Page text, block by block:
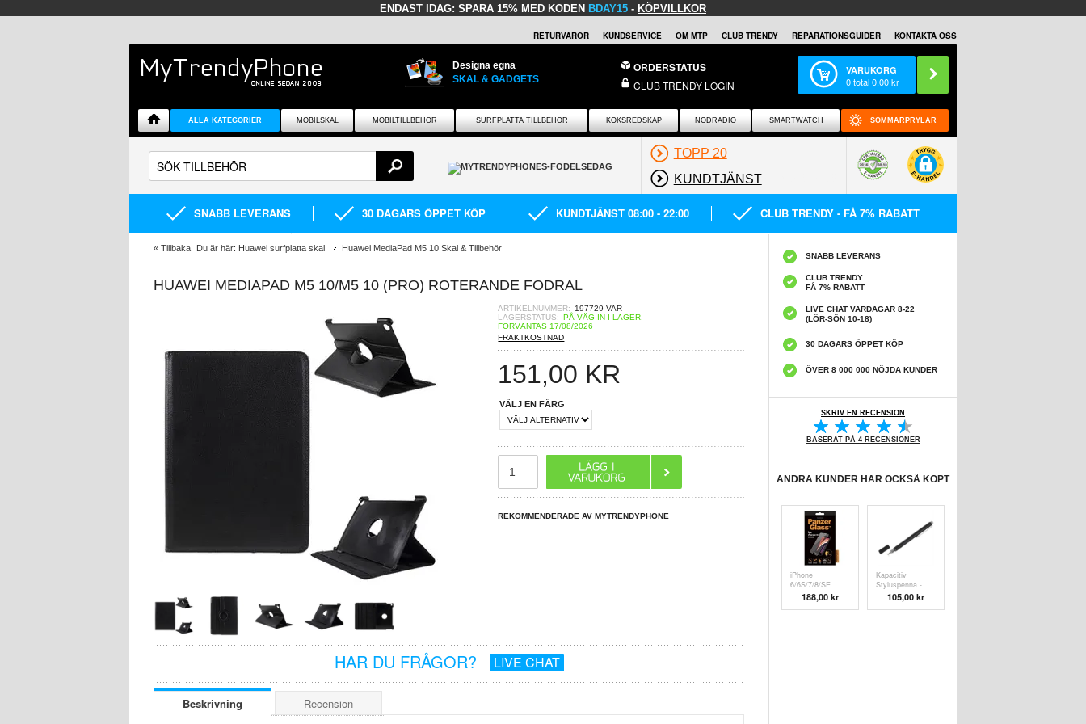
ENDAST IDAG: SPARA 15% MED KODEN BDAY15 - KÖPVILLKOR
RETURVAROR KUNDSERVICE OM MTP CLUB TRENDY REPARATIONSGUIDER KONTAKTA OSS
Designa egna
SKAL & GADGETS
ORDERSTATUS
CLUB TRENDY LOGIN
VARUKORG
0total0,00kr
ALLA KATEGORIER MOBILSKAL MOBILTILLBEHÖR SURFPLATTA TILLBEHÖR KÖKSREDSKAP NÖDRADIO SMARTWATCH SOMMARPRYLAR
TOPP 20
KUNDTJÄNST
SNABB LEVERANS 30 DAGARS ÖPPET KÖP KUNDTJÄNST 08:00 - 22:00 CLUB TRENDY - FÅ 7% RABATT
« Tillbaka Du är här: Huawei surfplatta skal Huawei MediaPad M5 10 Skal & Tillbehör
HUAWEI MEDIAPAD M5 10/M5 10 (PRO) ROTERANDE FODRAL
ARTIKELNUMMER:
197729-VAR
LAGERSTATUS: PÅ VÄG IN I LAGER.
FÖRVÄNTAS 17/08/2026
FRAKTKOSTNAD
151,00 KR
VÄLJ EN FÄRG
REKOMMENDERADE AV MYTRENDYPHONE
HAR DU FRÅGOR? LIVE CHAT
Beskrivning Recension
SNABB LEVERANS
CLUB TRENDY
FÅ 7% RABATT
LIVE CHAT VARDAGAR 8-22
(LÖR-SÖN 10-18)
30 DAGARS ÖPPET KÖP
ÖVER 8 000 000 NÖJDA KUNDER
SKRIV EN RECENSION
BASERAT PÅ 4 RECENSIONER
ANDRA KUNDER HAR OCKSÅ KÖPT
iPhone
6/6S/7/8/SE
(2020)/SE (
188,00 kr
Kapacitiv
Styluspenna -
Svart105,00 kr